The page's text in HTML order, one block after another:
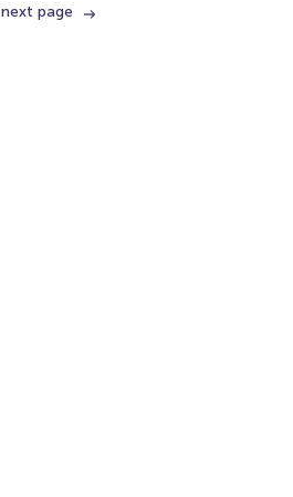
next page